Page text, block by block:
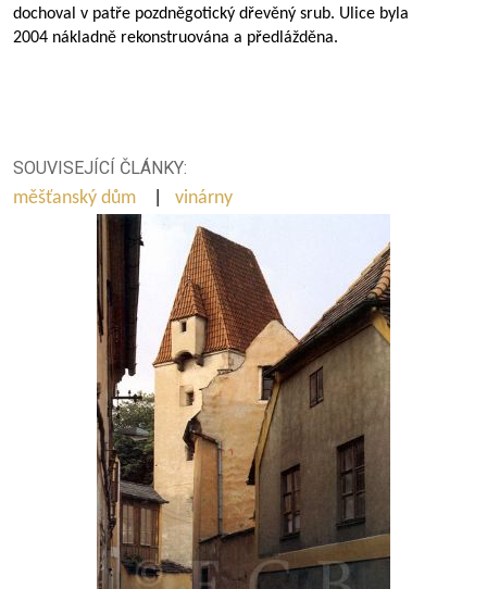
dochoval v patře pozdněgotický dřevěný srub. Ulice byla
2004 nákladně rekonstruována a předlážděna.
SOUVISEJÍCÍ ČLÁNKY:
měšťanský dům
vinárny